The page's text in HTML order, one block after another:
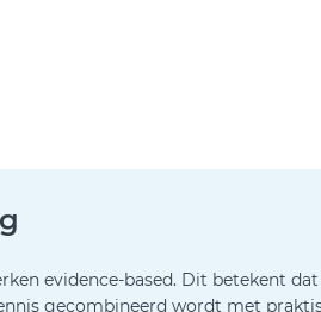
evidence-based. Dit betekent
gecombineerd wordt met